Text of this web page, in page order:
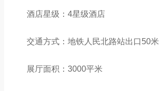
酒店星级：4星级酒店
交通方式：地铁人民北路站出口50米
展厅面积：3000平米